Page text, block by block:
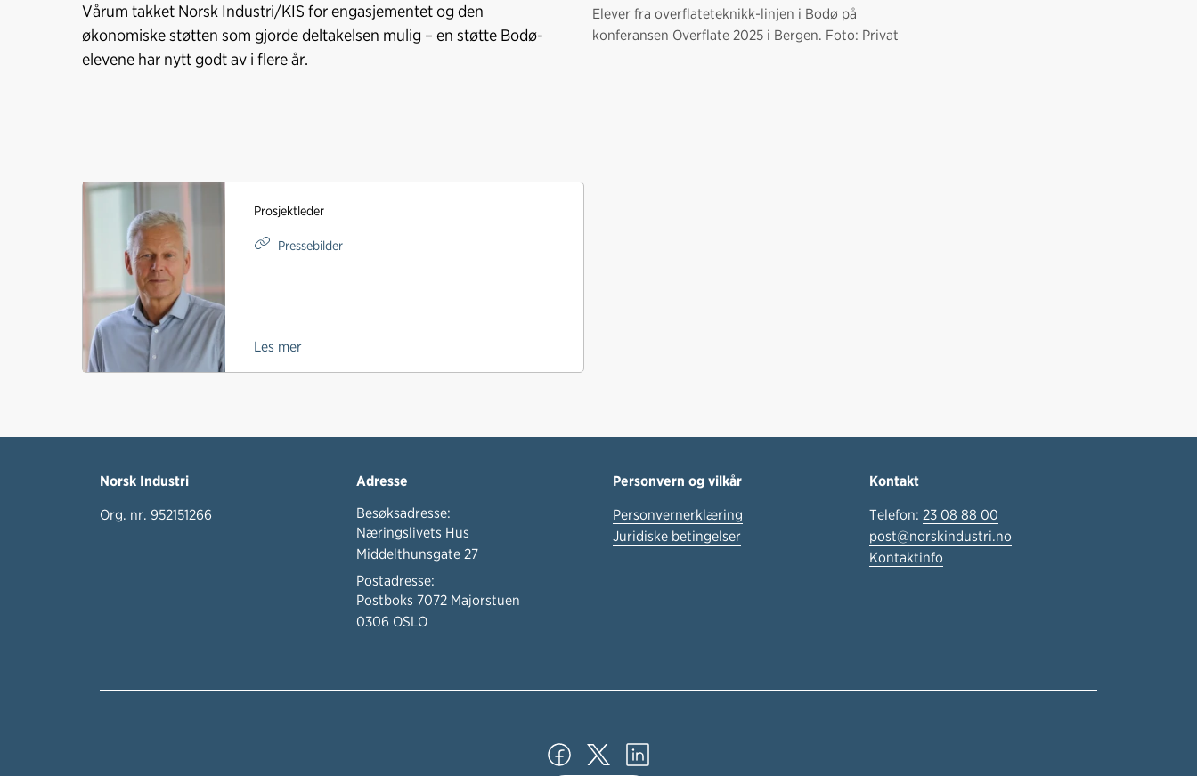
Elever fra overflateteknikk-linjen i Bodø på
konferansen Overflate 2025 i Bergen. Foto: Privat
Vårum takket Norsk Industri/KIS for engasjementet og den
økonomiske støtten som gjorde deltakelsen mulig – en støtte Bodø-
elevene har nytt godt av i flere år.
Prosjektleder
Pressebilder
Les mer
Norsk Industri
Org. nr. 952151266
Adresse
Besøksadresse:
Næringslivets Hus
Middelthunsgate 27
Postadresse:
Postboks 7072 Majorstuen
0306 OSLO
Personvern og vilkår
Personvernerklæring
Juridiske betingelser
Kontakt
Telefon: 23 08 88 00
post@norskindustri.no
Kontaktinfo